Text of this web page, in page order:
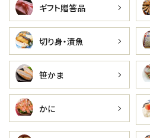
ギフト贈答品
切り身・漬魚
笹かま
かに